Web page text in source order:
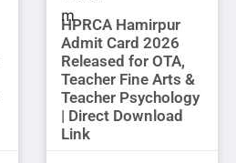
HPRCA Hamirpur
Admit Card 2026
Released for OTA,
Teacher Fine Arts &
Teacher Psychology
| Direct Download
Link